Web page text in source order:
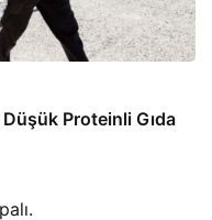
Düşük Proteinli Gıda